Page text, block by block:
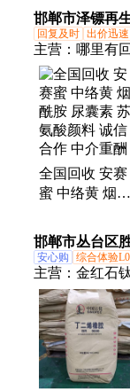
邯郸市泽镖再
回复及时 出价迅速
主营： 哪里有
各种化工助剂
全国回收 安赛
蜜 中络黄 烟酰
酸颜料 诚信合
作 中介重酬
邯郸市丛台区
安心购 综合体验L0
主营： 金红石
蜜、碘化钠、